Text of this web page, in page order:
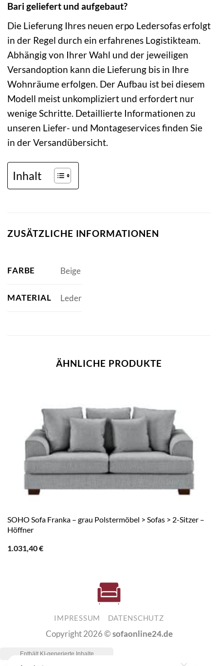
Bari geliefert und aufgebaut?
Die Lieferung Ihres neuen erpo Ledersofas erfolgt
in der Regel durch ein erfahrenes Logistikteam.
Abhängig von Ihrer Wahl und der jeweiligen
Versandoption kann die Lieferung bis in Ihre
Wohnräume erfolgen. Der Aufbau ist bei diesem
Modell meist unkompliziert und erfordert nur
wenige Schritte. Detaillierte Informationen zu
unseren Liefer- und Montageservices finden Sie
in der Versandübersicht.
Inhalt
ZUSÄTZLICHE INFORMATIONEN
FARBE Beige
MATERIAL Leder
ÄHNLICHE PRODUKTE
SOHO Sofa Franka – grau Polstermöbel > Sofas > 2-Sitzer –
Höffner
1.031,40€
IMPRESSUM DATENSCHUTZ
Copyright 2026 ©sofaonline24.de